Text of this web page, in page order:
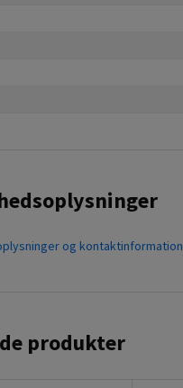
og kontaktinformation
produkter